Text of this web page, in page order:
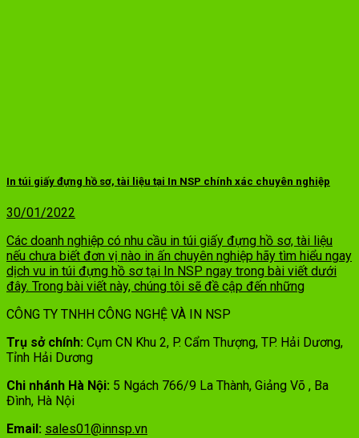
In túi giấy đựng hồ sơ, tài liệu tại In NSP chính xác chuyên nghiệp
30/01/2022
Các doanh nghiệp có nhu cầu in túi giấy đựng hồ sơ, tài liệu
nếu chưa biết đơn vị nào in ấn chuyên nghiệp hãy tìm hiểu ngay
dịch vu in túi đựng hồ sơ tại In NSP ngay trong bài viết dưới
đây. Trong bài viết này, chúng tôi sẽ đề cập đến những
CÔNG TY TNHH CÔNG NGHỆ VÀ IN NSP
Trụ sở chính: Cụm CN Khu 2, P. Cẩm Thượng, TP. Hải Dương,
Tỉnh Hải Dương
Chi nhánh Hà Nội: 5 Ngách 766/9 La Thành, Giảng Võ , Ba
Đình, Hà Nội
Email: sales01@innsp.vn